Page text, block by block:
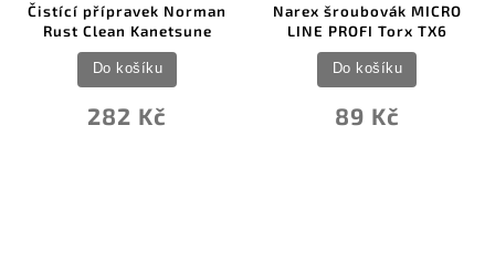
Čistící přípravek Norman
Rust Clean Kanetsune
282 Kč
Do košíku
Narex šroubovák MICRO
LINE PROFI Torx TX6
89 Kč
Do košíku